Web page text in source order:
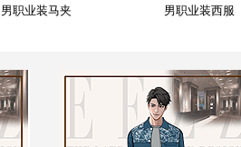
男职业装马夹 男职业装西服